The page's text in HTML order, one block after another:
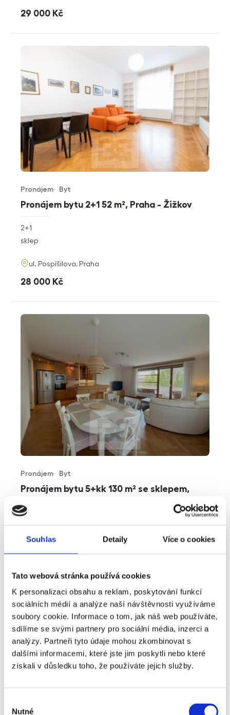
Souhlas Detaily Více o cookies
Tato webová stránka používá cookies
K personalizaci obsahu a reklam, poskytování funkcí
sociálních médií a analýze naší návštěvnosti využíváme
soubory cookie. Informace o tom, jak náš web používáte,
sdílíme se svými partnery pro sociální média, inzerci a
analýzy. Partneři tyto údaje mohou zkombinovat s
dalšími informacemi, které jste jim poskytli nebo které
získali v důsledku toho, že používáte jejich služby.
Nutné
cena
29 000 Kč
Pronájem bytu 2+1 52 m², Praha - Žižkov
Typ nabídky
Pronájem
Typ nemovitosti
Byt
rozměry
2+1
funkce
sklep
adresa
ul. Pospíšilova, Praha
cena
28 000 Kč
Pronájem bytu 5+kk 130 m² se sklepem,
Typ nabídky
Pronájem
Typ nemovitosti
Byt
funkce
parkování sklep výtah
cena
49 000 Kč